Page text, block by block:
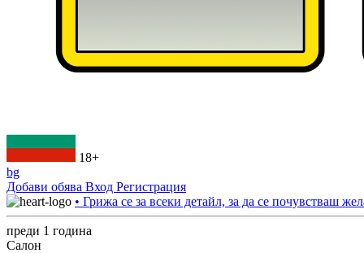
18+
bg
Добави обява Вход Регистрация
• Грижа се за всеки детайл, за да се почувстваш
преди 1 година
Салон